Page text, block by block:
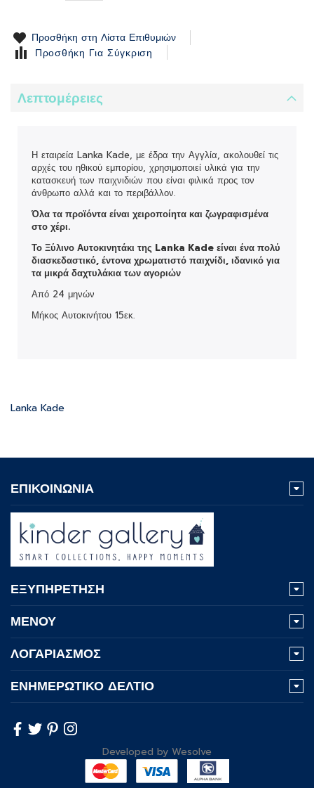
Προσθήκη στη Λίστα Επιθυμιών
Προσθήκη Για Σύγκριση
Λεπτομέρειες
Η εταιρεία Lanka Kade, με έδρα την Αγγλία, ακολουθεί τις
αρχές του ηθικού εμπορίου, χρησιμοποιεί υλικά για την
κατασκευή των παιχνιδιών που είναι φιλικά προς τον
άνθρωπο αλλά και το περιβάλλον.
Όλα τα προϊόντα είναι χειροποίητα και ζωγραφισμένα
στο χέρι.
Το Ξύλινο Αυτοκινητάκι της Lanka Kade είναι ένα πολύ
διασκεδαστικό, έντονα χρωματιστό παιχνίδι, ιδανικό για
τα μικρά δαχτυλάκια των αγοριών
Από 24 μηνών
Μήκος Αυτοκινήτου 15εκ.
Lanka Kade
ΕΠΙΚΟΙΝΩΝΙΑ
ΕΞΥΠΗΡΕΤΗΣΗ
ΜΕΝΟΥ
ΛΟΓΑΡΙΑΣΜΟΣ
ΕΝΗΜΕΡΩΤΙΚΟ ΔΕΛΤΙΟ
Developed by Wesolve